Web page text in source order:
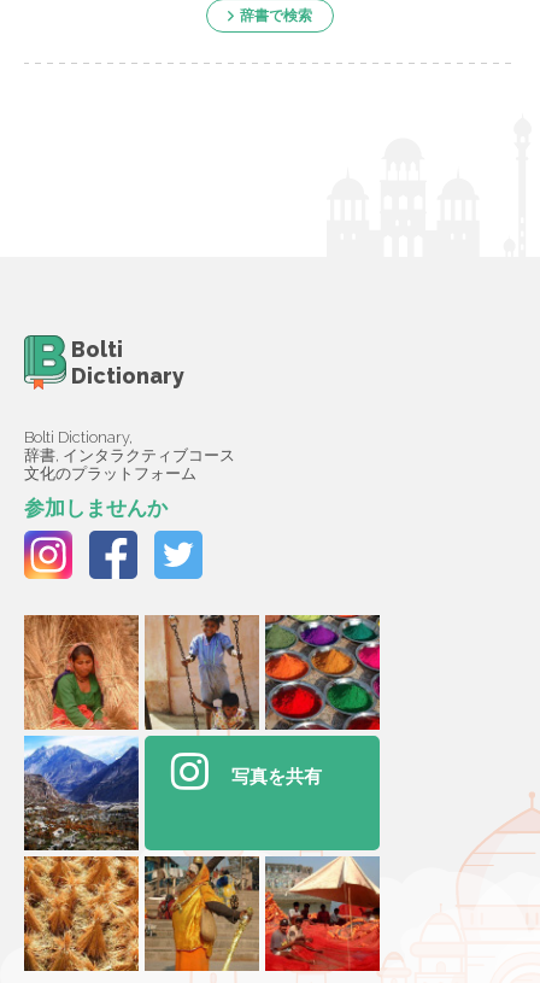
辞書で検索
Bolti
Dictionary
Bolti Dictionary,
辞書, インタラクティブコース
文化のプラットフォーム
参加しませんか
写真を共有